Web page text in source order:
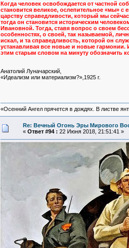
Когда человек освобождается от частной
становится великое, ослепительное «мы»
царству справедливости, который мы
тогда он становится историческим
Ивановной. Тогда, ставя вопрос о своем
особенностях, о своей, так называемой,
искал, и та справедливость, которой он
устанавливая все новые и новые гармонии.
этим старым словом на минуту обозначить
Анатолий Луначарский,
«Идеализм или материализм?»,1925 г.
«Осенний Ангел прячется в дождях. В листве
Re: Вечный Огонь Эры Мирового
« Ответ #94 : 22 Июня 2018, 21:51:41 »